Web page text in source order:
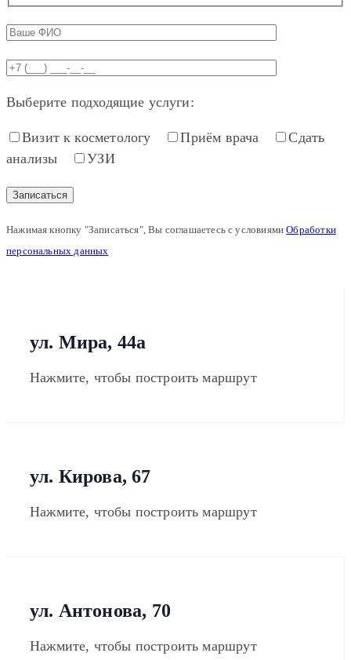
Выберите подходящие услуги:
Визит к косметологу Приём врача
Сдать
анализы
УЗИ
Нажимая кнопку "Записаться", Вы соглашаетесь с условиямиОбработки
персональных данных
ул. Мира, 44а
Нажмите, чтобы построить маршрут
ул. Кирова, 67
Нажмите, чтобы построить маршрут
ул. Антонова, 70
Нажмите, чтобы построить маршрут